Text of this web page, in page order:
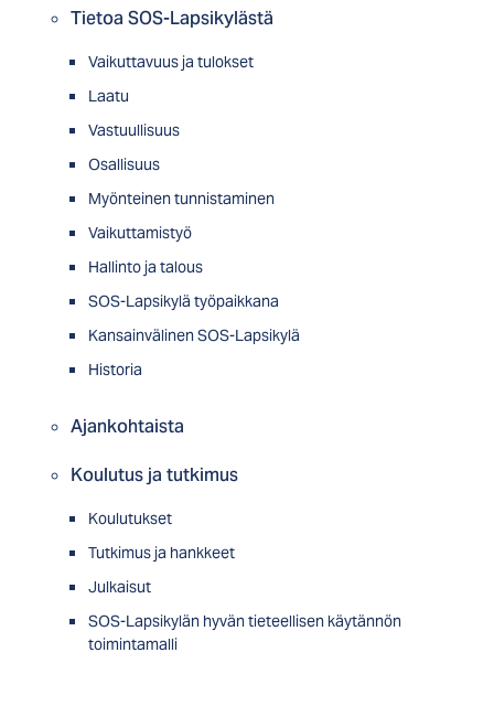
Tietoa SOS-Lapsikylästä
Vaikuttavuus ja tulokset
Laatu
Vastuullisuus
Osallisuus
Myön­tei­nen tun­nis­ta­minen
Vaikuttamistyö
Hallinto ja talous
SOS-Lapsikylä työpaikkana
Kansainvälinen SOS-Lapsikylä
Historia
Ajankohtaista
Koulutus ja tutkimus
Koulutukset
Tutkimus ja hankkeet
Julkaisut
SOS-Lapsikylän hyvän tieteellisen käytännön
toimintamalli